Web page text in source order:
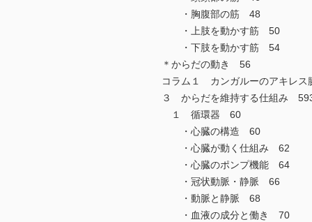
・胸腹部の筋 48
・上肢を動かす筋 50
・下肢を動かす筋 54
＊からだの動き 56
コラム１ カンガルーのアキレ
３ からだを維持する仕組み
１ 循環器 60
・心臓の構造 60
・心臓が動く仕組み 62
・心臓のポンプ機能 64
・冠状動脈・静脈 66
・動脈と静脈 68
・血液の成分と働き 70